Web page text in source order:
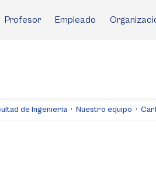
Profesor Empleado
de Ingeniería Nuestro equipo